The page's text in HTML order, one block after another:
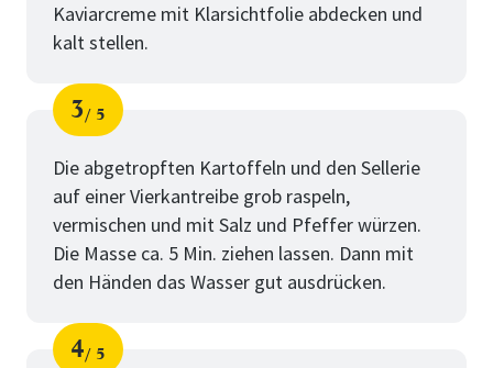
Kaviarcreme mit Klarsichtfolie abdecken und
kalt stellen.
Schritt
3
von
5
Die abgetropften Kartoffeln und den Sellerie
auf einer Vierkantreibe grob raspeln,
vermischen und mit Salz und Pfeffer würzen.
Die Masse ca. 5 Min. ziehen lassen. Dann mit
den Händen das Wasser gut ausdrücken.
4 5